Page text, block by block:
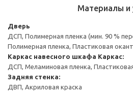
Материалы и
Дверь
ДСП, Полимерная пленка (мин. 90 %
Полимерная пленка, Пластиковая
Каркас навесного шкафа Каркас:
ДСП, Меламиновая пленка,
Задняя стенка:
ДВП, Акриловая краска